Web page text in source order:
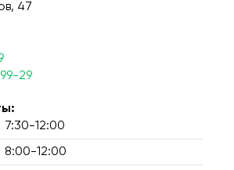
47
29
7:30-12:00
8:00-12:00